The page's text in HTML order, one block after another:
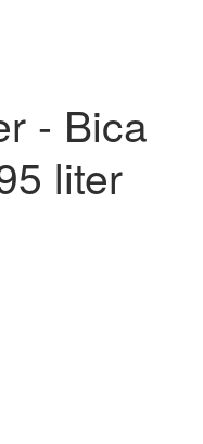
- Bica
liter